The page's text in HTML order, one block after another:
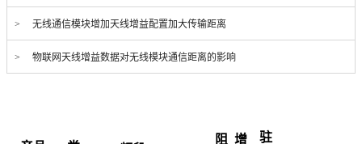
> 无线通信模块增加天线增益配置加大传输距离
> 物联网天线增益数据对无线模块通信距离的影响
阻 增 驻